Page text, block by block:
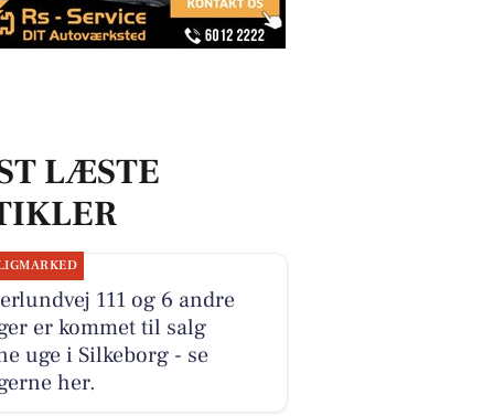
LÆSTE
111 og 6 andre
er kommet til salg
uge i Silkeborg - se
her.